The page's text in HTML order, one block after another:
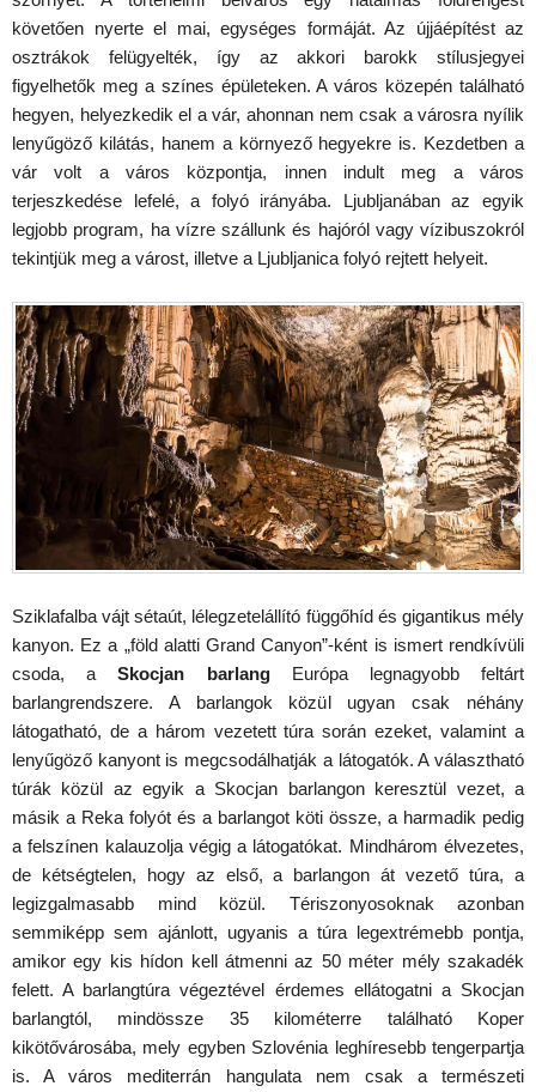
követően nyerte el mai, egységes formáját. Az újjáépítést az
osztrákok felügyelték, így az akkori barokk stílusjegyei
figyelhetők meg a színes épületeken. A város közepén található
hegyen, helyezkedik el a vár, ahonnan nem csak a városra nyílik
lenyűgöző kilátás, hanem a környező hegyekre is. Kezdetben a
vár volt a város központja, innen indult meg a város
terjeszkedése lefelé, a folyó irányába. Ljubljanában az egyik
legjobb program, ha vízre szállunk és hajóról vagy vízibuszokról
tekintjük meg a várost, illetve a Ljubljanica folyó rejtett helyeit.
Sziklafalba vájt sétaút, lélegzetelállító függőhíd és gigantikus mély
kanyon. Ez a „föld alatti Grand Canyon”-ként is ismert rendkívüli
csoda, aSkocjan barlangEurópa legnagyobb feltárt
barlangrendszere. A barlangok közül ugyan csak néhány
látogatható, de a három vezetett túra során ezeket, valamint a
lenyűgöző kanyont is megcsodálhatják a látogatók. A választható
túrák közül az egyik a Skocjan barlangon keresztül vezet, a
másik a Reka folyót és a barlangot köti össze, a harmadik pedig
a felszínen kalauzolja végig a látogatókat. Mindhárom élvezetes,
de kétségtelen, hogy az első, a barlangon át vezető túra, a
legizgalmasabb mind közül. Tériszonyosoknak azonban
semmiképp sem ajánlott, ugyanis a túra legextrémebb pontja,
amikor egy kis hídon kell átmenni az 50 méter mély szakadék
felett. A barlangtúra végeztével érdemes ellátogatni a Skocjan
barlangtól, mindössze 35 kilométerre található Koper
kikötővárosába, mely egyben Szlovénia leghíresebb tengerpartja
is. A város mediterrán hangulata nem csak a természeti